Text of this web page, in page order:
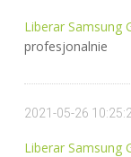
Liberar Samsung
profesjonalnie
2021-05-26
Liberar Samsung